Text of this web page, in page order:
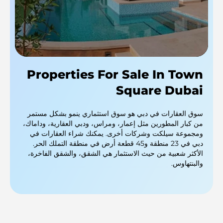
Properties For Sale In Town
Square Dubai
سوق العقارات في دبي هو سوق استثماري ينمو بشكل مستمر
من كبار المطورين مثل إعمار، ومراس، ودبي العقارية، وداماك،
ومجموعة سيلكت وشركات أخرى. يمكنك شراء العقارات في
دبي في 23 منطقة و45 قطعة أرض في منطقة التملك الحر.
الأكثر شعبية من حيث الاستثمار هي الشقق، والشقق الفاخرة،
والبنتهاوس.